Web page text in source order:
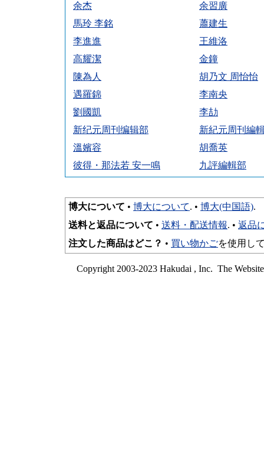
余杰
余習廣
馬玲 李銘
蕭建生
李進進
王維洛
高耀潔
金鐘
陳為人
胡乃文 周怡怡
遇羅錦
李南央
劉國凱
李劼
新纪元周刊编辑部
新紀元周刊編
溫嬪容
胡喬英
彼得・那法若 安一鳴
九評編輯部
博大について • 博大について. • 博大(中国語).
送料と返品について • 送料・配送情報. • 返品
注文した商品はどこ？ • 買い物かごを使用し
Copyright 2003-2023 Hakudai , Inc. The